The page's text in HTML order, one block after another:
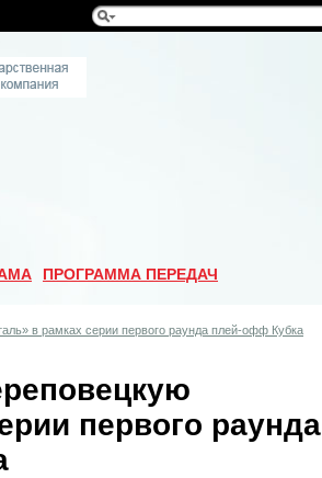
ПРОГРАММА ПЕРЕДАЧ
в рамках серии первого раунда плей-офф Кубка
первого раунда